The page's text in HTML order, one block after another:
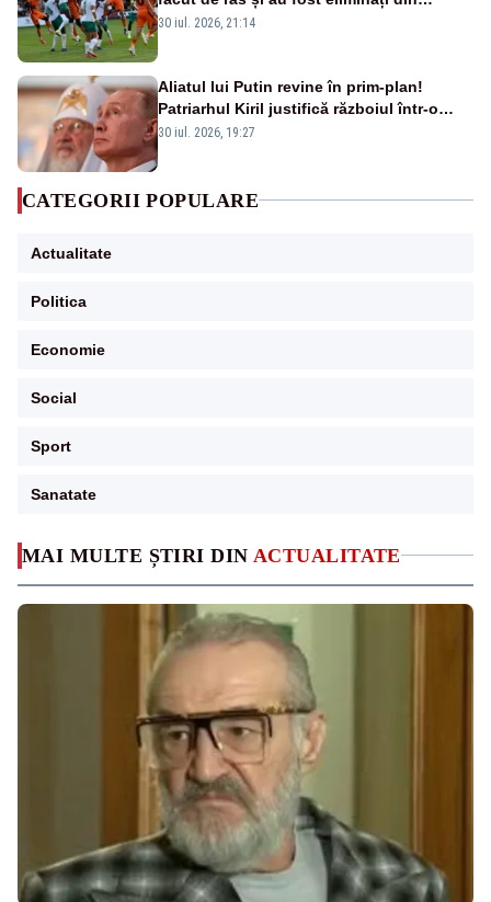
MAI MULTE ȘTIRI DIN ACTUALITATE
Conference League
30 iul. 2026, 21:14
Aliatul lui Putin revine în prim-plan!
Patriarhul Kiril justifică războiul într-o
nouă carte
30 iul. 2026, 19:27
CATEGORII POPULARE
Actualitate
Politica
Economie
Social
Sport
Sanatate